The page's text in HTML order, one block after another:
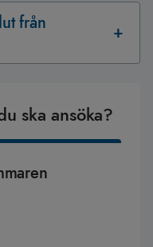
från
ska ansöka?